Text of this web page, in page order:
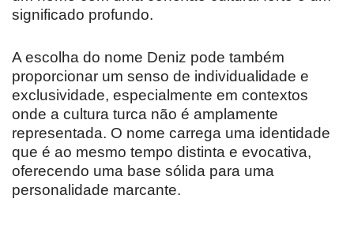
significado profundo.
A escolha do nome Deniz pode também
proporcionar um senso de individualidade e
exclusividade, especialmente em contextos
onde a cultura turca não é amplamente
representada. O nome carrega uma identidade
que é ao mesmo tempo distinta e evocativa,
oferecendo uma base sólida para uma
personalidade marcante.